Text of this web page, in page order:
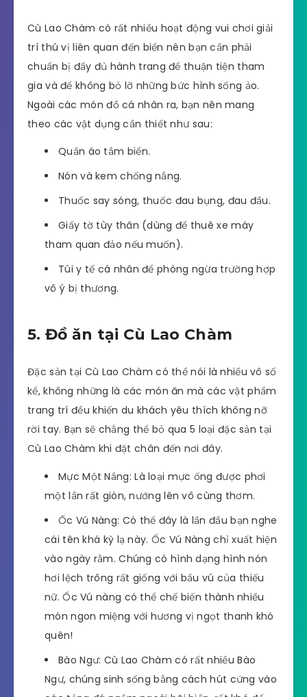
Cù Lao Chàm có rất nhiều hoạt động vui chơi giải
trí thú vị liên quan đến biển nên bạn cần phải
chuẩn bị đầy đủ hành trang để thuận tiện tham
gia và để không bỏ lỡ những bức hình sống ảo.
Ngoài các món đồ cá nhân ra, bạn nên mang
theo các vật dụng cần thiết như sau:
Quần áo tắm biển.
Nón và kem chống nắng.
Thuốc say sóng, thuốc đau bụng, đau đầu.
Giấy tờ tùy thân (dùng để thuê xe máy
tham quan đảo nếu muốn).
Túi y tế cá nhân để phòng ngừa trường hợp
vô ý bị thương.
5. Đồ ăn tại Cù Lao Chàm
Đặc sản tại Cù Lao Chàm có thể nói là nhiều vô số
kể, không những là các món ăn mà các vật phẩm
trang trí đều khiến du khách yêu thích không nỡ
rời tay. Bạn sẽ chẳng thể bỏ qua 5 loại đặc sản tại
Cù Lao Chàm khi đặt chân đến nơi đây.
Mực Một Nắng: Là loại mực ống được phơi
một lần rất giòn, nướng lên vô cùng thơm.
Ốc Vú Nàng: Có thể đây là lần đầu bạn nghe
cái tên khá kỳ lạ này. Ốc Vú Nàng chỉ xuất hiện
vào ngày rằm. Chúng có hình dạng hình nón
hơi lệch trông rất giống với bầu vú của thiếu
nữ. Ốc Vú nàng có thể chế biến thành nhiều
món ngon miệng với hương vị ngọt thanh khó
quên!
Bào Ngư: Cù Lao Chàm có rất nhiều Bào
Ngư, chúng sinh sống bằng cách hút cứng vào